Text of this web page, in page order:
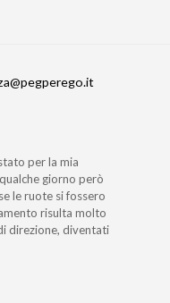
per la mia
giorno però
le ruote si fossero
risulta molto
direzione, diventati